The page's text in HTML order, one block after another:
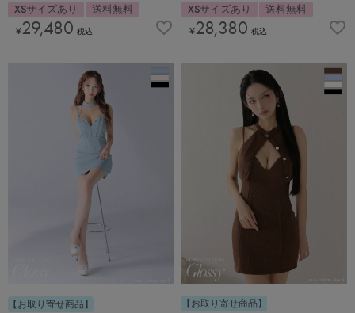
XSサイズあり 送料無料
¥29,480 税込
XSサイズあり 送料無料
¥28,380 税込
【お取り寄せ商品】 【お取り寄せ商品】